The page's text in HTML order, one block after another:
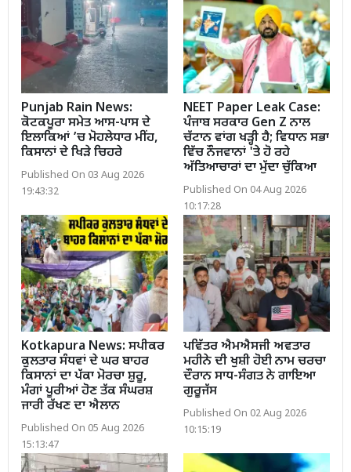
Punjab Rain News:
ਕੋਟਕਪੂਰਾ ਸਮੇਤ ਆਸ-ਪਾਸ ਦੇ
ਇਲਾਕਿਆਂ ’ਚ ਮੋਹਲੇਧਾਰ ਮੀਂਹ,
ਕਿਸਾਨਾਂ ਦੇ ਖਿੜੇ ਚਿਹਰੇ
Published On 03 Aug 2026
19:43:32
NEET Paper Leak Case:
ਪੰਜਾਬ ਸਰਕਾਰ Gen Z ਨਾਲ
ਚੱਟਾਨ ਵਾਂਗ ਖੜ੍ਹੀ ਹੈ; ਵਿਧਾਨ ਸਭਾ
ਵਿੱਚ ਨੌਜਵਾਨਾਂ 'ਤੇ ਹੋ ਰਹੇ
ਅੱਤਿਆਚਾਰਾਂ ਦਾ ਮੁੱਦਾ ਚੁੱਕਿਆ
Published On 04 Aug 2026
10:17:28
Kotkapura News: ਸਪੀਕਰ
ਕੁਲਤਾਰ ਸੰਧਵਾਂ ਦੇ ਘਰ ਬਾਹਰ
ਕਿਸਾਨਾਂ ਦਾ ਪੱਕਾ ਮੋਰਚਾ ਸ਼ੁਰੂ,
ਮੰਗਾਂ ਪੂਰੀਆਂ ਹੋਣ ਤੱਕ ਸੰਘਰਸ਼
ਜਾਰੀ ਰੱਖਣ ਦਾ ਐਲਾਨ
Published On 05 Aug 2026
15:13:47
ਪਵਿੱਤਰ ਐਮਐਸਜੀ ਅਵਤਾਰ
ਮਹੀਨੇ ਦੀ ਖੁਸ਼ੀ ਹੋਈ ਨਾਮ ਚਰਚਾ
ਦੌਰਾਨ ਸਾਧ-ਸੰਗਤ ਨੇ ਗਾਇਆ
ਗੁਰੂਜੱਸ
Published On 02 Aug 2026
10:15:19